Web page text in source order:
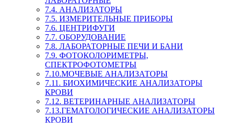
7.4. АНАЛИЗАТОРЫ
7.5. ИЗМЕРИТЕЛЬНЫЕ ПРИБОРЫ
7.6. ЦЕНТРИФУГИ
7.7. ОБОРУДОВАНИЕ
7.8. ЛАБОРАТОРНЫЕ ПЕЧИ И БАНИ
7.9. ФОТОКОЛОРИМЕТРЫ,
СПЕКТРОФОТОМЕТРЫ
7.10.МОЧЕВЫЕ АНАЛИЗАТОРЫ
7.11. БИОХИМИЧЕСКИЕ АНАЛИЗАТОРЫ
КРОВИ
7.12. ВЕТЕРИНАРНЫЕ АНАЛИЗАТОРЫ
7.13.ГЕМАТОЛОГИЧЕСКИЕ АНАЛИЗАТОРЫ
КРОВИ